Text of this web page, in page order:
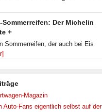
Der Michelin
+
Sommerreifen, der auch bei Eis
Magazin
Auto-Fans eigentlich selbst auf der